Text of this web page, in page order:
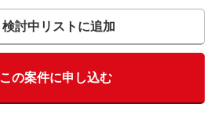
検討中リストに追加
この案件に申し込む